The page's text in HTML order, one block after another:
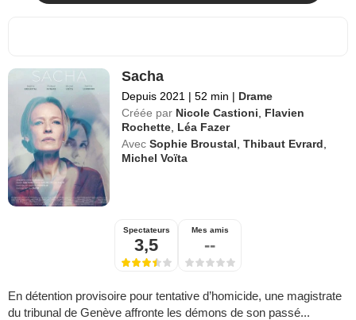
Sacha
Depuis 2021 | 52 min | Drame
Créée par Nicole Castioni
Flavien
Rochette Léa Fazer
Avec Sophie Broustal ,Thibaut Evrard
Michel Voïta
Spectateurs
3,5
Mes amis
--
En détention provisoire pour tentative d’homicide, une magistrate
du tribunal de Genève affronte les démons de son passé...